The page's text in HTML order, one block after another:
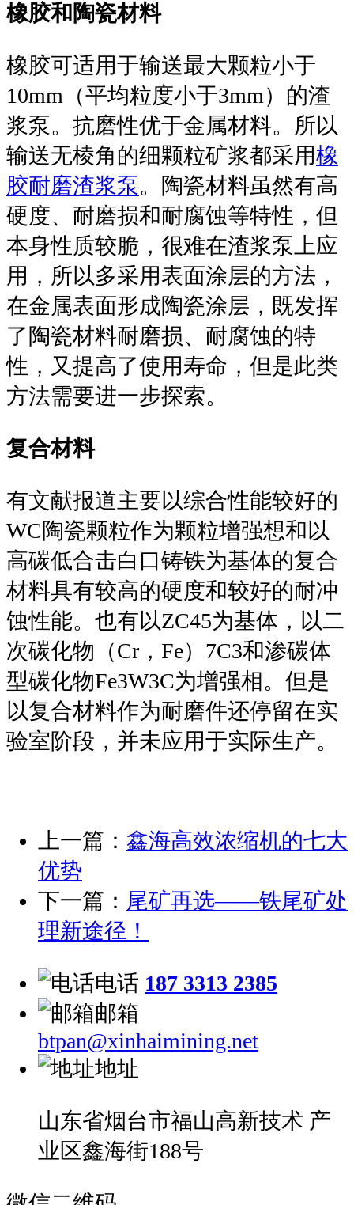
橡胶和陶瓷材料
橡胶可适用于输送最大颗粒小于
10mm（平均粒度小于3mm）的渣
浆泵。抗磨性优于金属材料。所以
输送无棱角的细颗粒矿浆都采用橡
胶耐磨渣浆泵。陶瓷材料虽然有高
硬度、耐磨损和耐腐蚀等特性，但
本身性质较脆，很难在渣浆泵上应
用，所以多采用表面涂层的方法，
在金属表面形成陶瓷涂层，既发挥
了陶瓷材料耐磨损、耐腐蚀的特
性，又提高了使用寿命，但是此类
方法需要进一步探索。
复合材料
有文献报道主要以综合性能较好的
WC陶瓷颗粒作为颗粒增强想和以
高碳低合击白口铸铁为基体的复合
材料具有较高的硬度和较好的耐冲
蚀性能。也有以ZC45为基体，以二
次碳化物（Cr，Fe）7C3和渗碳体
型碳化物Fe3W3C为增强相。但是
以复合材料作为耐磨件还停留在实
验室阶段，并未应用于实际生产。
上一篇： 鑫海高效浓缩机的七大
优势
下一篇： 尾矿再选——铁尾矿处
理新途径！
电话 187 3313 2385
邮箱
btpan@xinhaimining.net
地址
山东省烟台市福山高新技术 产
业区鑫海街188号